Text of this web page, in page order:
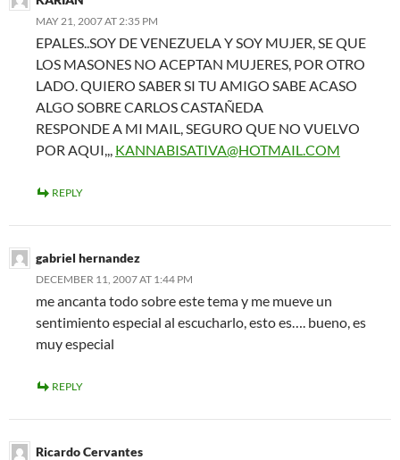
MAY 21, 2007 AT 2:35 PM
EPALES..SOY DE VENEZUELA Y SOY MUJER, SE QUE
LOS MASONES NO ACEPTAN MUJERES, POR OTRO
LADO. QUIERO SABER SI TU AMIGO SABE ACASO
ALGO SOBRE CARLOS CASTAÑEDA
RESPONDE A MI MAIL, SEGURO QUE NO VUELVO
POR AQUI,,, KANNABISATIVA@HOTMAIL.COM
REPLY
gabriel hernandez
DECEMBER 11, 2007 AT 1:44 PM
me ancanta todo sobre este tema y me mueve un
sentimiento especial al escucharlo, esto es…. bueno, es
muy especial
REPLY
Ricardo Cervantes